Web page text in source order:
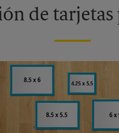
de tarjetas